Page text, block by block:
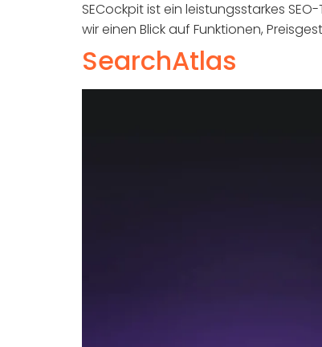
SECockpit ist ein leistungsstarkes
wir einen Blick auf Funktionen,
SearchAtlas